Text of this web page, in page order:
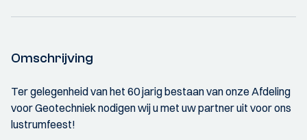
Omschrijving
Ter gelegenheid van het 60 jarig bestaan van onze Afdeling
voor Geotechniek nodigen wij u met uw partner uit voor ons
lustrumfeest!